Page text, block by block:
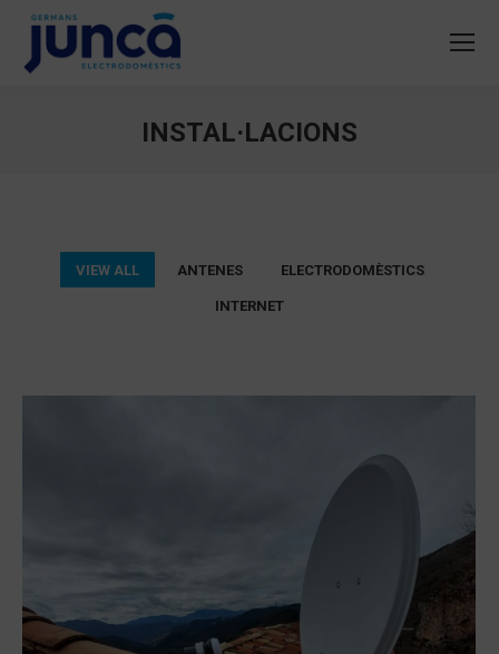
INSTAL·LACIONS
VIEW ALL ANTENES ELECTRODOMÈSTICS
INTERNET